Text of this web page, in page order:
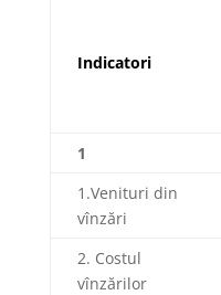
Indicatori
1
1.Venituri din
vînzări
2. Costul
vînzărilor